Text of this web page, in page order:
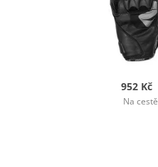
952 Kč
Na cestě